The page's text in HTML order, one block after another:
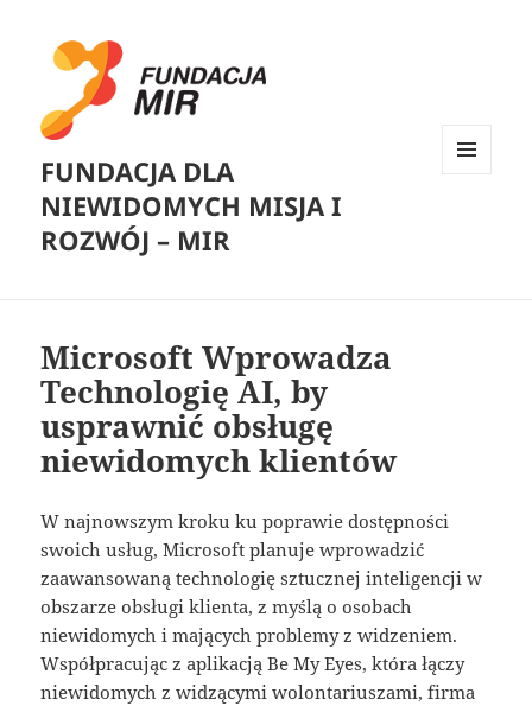
FUNDACJA DLA
NIEWIDOMYCH MISJA I
ROZWÓJ – MIR
Microsoft Wprowadza
Technologię AI, by
usprawnić obsługę
niewidomych klientów
W najnowszym kroku ku poprawie dostępności
swoich usług, Microsoft planuje wprowadzić
zaawansowaną technologię sztucznej inteligencji w
obszarze obsługi klienta, z myślą o osobach
niewidomych i mających problemy z widzeniem.
Współpracując z aplikacją Be My Eyes, która łączy
niewidomych z widzącymi wolontariuszami, firma